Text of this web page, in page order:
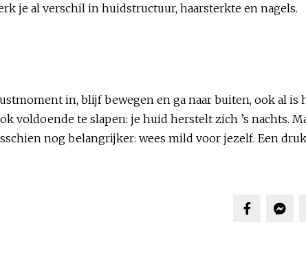
je al verschil in huidstructuur, haarsterkte en nagels.
in, blijf bewegen en ga naar buiten, ook al is
te slapen: je huid herstelt zich ’s nachts.
nog belangrijker: wees mild voor jezelf. Een